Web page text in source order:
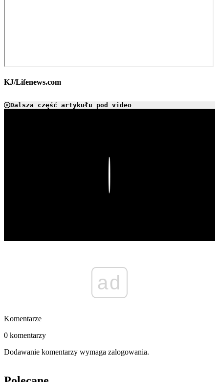
KJ/Lifenews.com
Dalsza część artykułu pod video
ad
Komentarze
0 komentarzy
Dodawanie komentarzy wymaga zalogowania.